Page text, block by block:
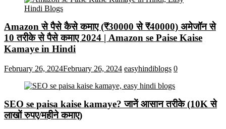
Amazon से पैसे कैसे कमाए (₹30000 से ₹40000) अमेजॉन से
10 तरीके से पैसे कमाए 2024 | Amazon se Paise Kaise
Kamaye in Hindi
February 26, 2024February 26, 2024 easyhindiblogs 0
SEO se paisa kaise kamaye? जानें आसान तरीके (10K से
लाखों रुपए/महीने कमाए)